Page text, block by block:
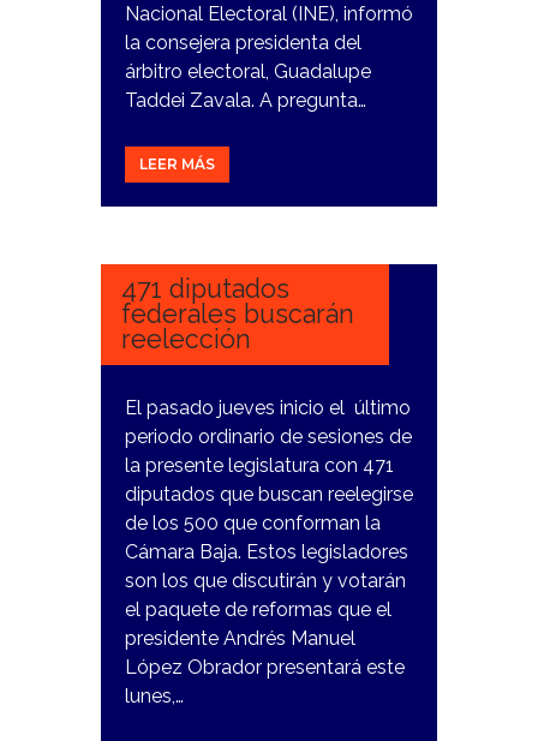
Nacional Electoral (INE), informó
la consejera presidenta del
árbitro electoral, Guadalupe
Taddei Zavala. A pregunta…
LEER MÁS
5
471 diputados
federales buscarán
reelección
El pasado jueves inicio el último
periodo ordinario de sesiones de
la presente legislatura con 471
diputados que buscan reelegirse
de los 500 que conforman la
Cámara Baja. Estos legisladores
son los que discutirán y votarán
el paquete de reformas que el
presidente Andrés Manuel
López Obrador presentará este
lunes,…